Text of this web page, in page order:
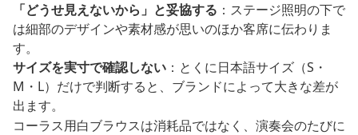
「どうせ見えないから」と妥協する ：ステージ照明の下で
は細部のデザインや素材感が思いのほか客席に伝わりま
す。
サイズを実寸で確認しない ：とくに日本語サイズ（S・
M・L）だけで判断すると、ブランドによって大きな差が
出ます。
コーラス用白ブラウスは消耗品ではなく、演奏会のたびに